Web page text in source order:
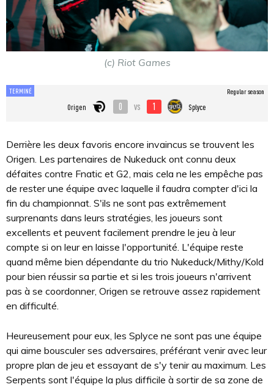
(c) Riot Games
TERMINÉ
Origen 0 vs 1 Splyce
Regular season
Derrière les deux favoris encore invaincus se trouvent les
Origen. Les partenaires de Nukeduck ont connu deux
défaites contre Fnatic et G2, mais cela ne les empêche pas
de rester une équipe avec laquelle il faudra compter d'ici la
fin du championnat. S'ils ne sont pas extrêmement
surprenants dans leurs stratégies, les joueurs sont
excellents et peuvent facilement prendre le jeu à leur
compte si on leur en laisse l'opportunité. L'équipe reste
quand même bien dépendante du trio Nukeduck/Mithy/Kold
pour bien réussir sa partie et si les trois joueurs n'arrivent
pas à se coordonner, Origen se retrouve assez rapidement
en difficulté.
Heureusement pour eux, les Splyce ne sont pas une équipe
qui aime bousculer ses adversaires, préférant venir avec leur
propre plan de jeu et essayant de s'y tenir au maximum. Les
Serpents sont l'équipe la plus difficile à sortir de sa zone de